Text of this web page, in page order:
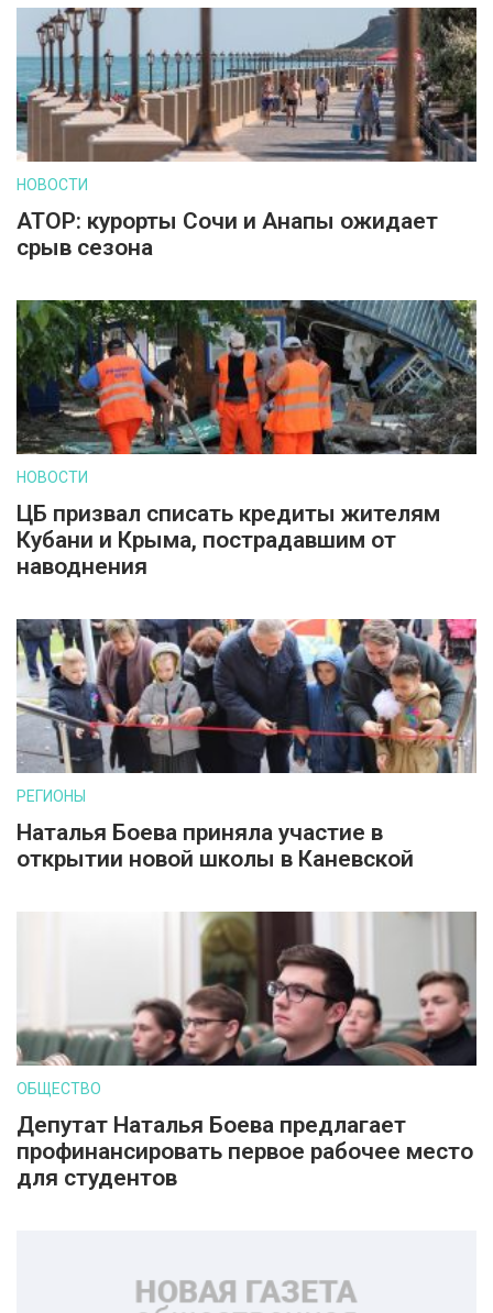
НОВОСТИ
АТОР: курорты Сочи и Анапы ожидает
срыв сезона
НОВОСТИ
ЦБ призвал списать кредиты жителям
Кубани и Крыма, пострадавшим от
наводнения
РЕГИОНЫ
Наталья Боева приняла участие в
открытии новой школы в Каневской
ОБЩЕСТВО
Депутат Наталья Боева предлагает
профинансировать первое рабочее место
для студентов